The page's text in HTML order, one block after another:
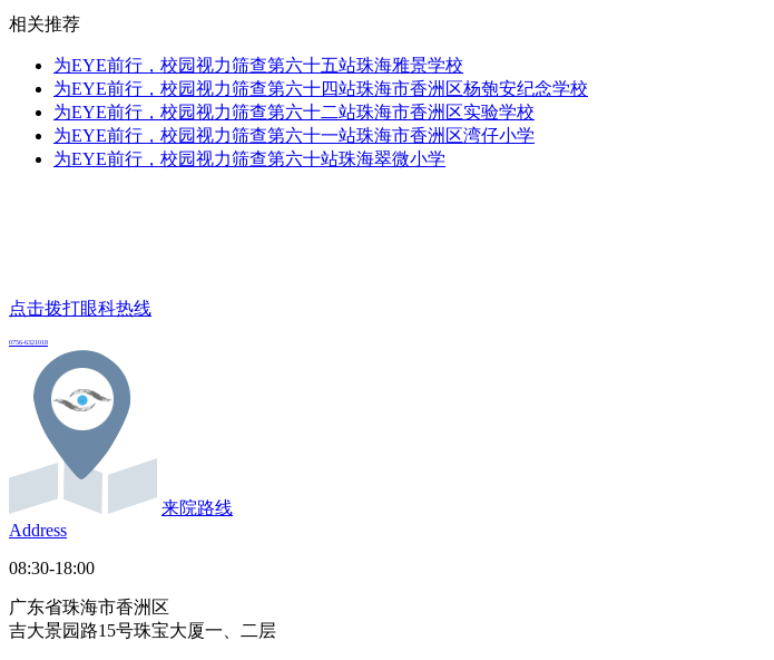
相关推荐
为EYE前行，校园视力筛查第六十五站珠海雅景学校
为EYE前行，校园视力筛查第六十四站珠海市香洲区杨匏安纪念学校
为EYE前行，校园视力筛查第六十二站珠海市香洲区实验学校
为EYE前行，校园视力筛查第六十一站珠海市香洲区湾仔小学
为EYE前行，校园视力筛查第六十站珠海翠微小学
点击拨打眼科热线
0756-6321018
来院路线
Address
08:30-18:00
广东省珠海市香洲区
吉大景园路15号珠宝大厦一、二层